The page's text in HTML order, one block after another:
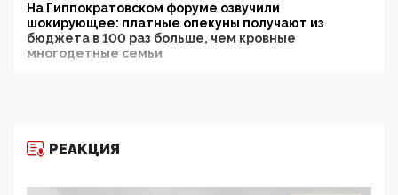
На Гиппократовском форуме озвучили
шокирующее: платные опекуны получают из
бюджета в 100 раз больше, чем кровные
многодетные семьи
11:53, 09 Июня 2026
деятельность ИИТО ЮНЕСКО в России, но
РЕАКЦИЯ